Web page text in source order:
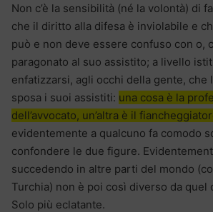
Non c’è la sensibilità (né la volontà) di
che il diritto alla difesa è inviolabile e
può e non deve essere confuso con o,
paragonato al suo assistito; a livello
enfatizzarsi, agli occhi della gente, che
sposa i suoi assistiti: una cosa è la
dell’avvocato, un’altra è il
evidentemente a qualcuno fa comodo
confondere le due figure.
succedendo in altre parti del mondo
Turchia) non è poi così diverso da quel
Solo più eclatante.